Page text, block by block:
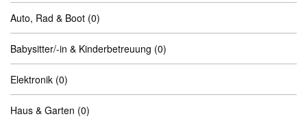
Auto, Rad & Boot (0)
Babysitter/-in & Kinderbetreuung (0)
Elektronik (0)
Haus & Garten (0)